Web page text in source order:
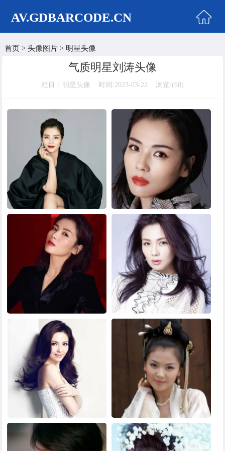
AV.GDBARCODE.CN
首页
女生头像
美女头像
男生头像
明星头像
卡通动漫
黑白头像
其他头像
首页> 头像图片> 明星头像
气质明星刘涛头像
栏目：明星头像 时间:2023-03-22 浏览:(68)